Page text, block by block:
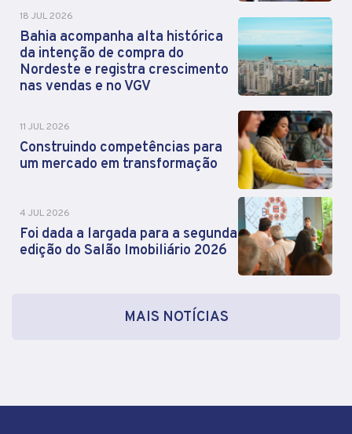
18 JUL 2026
Bahia acompanha alta histórica
da intenção de compra do
Nordeste e registra crescimento
nas vendas e no VGV
11 JUL 2026
Construindo competências para
um mercado em transformação
4 JUL 2026
Foi dada a largada para a segunda
edição do Salão Imobiliário 2026
MAIS NOTÍCIAS